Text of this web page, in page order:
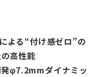
よる“付け感ゼロ”の
高性能
φ7.2mmダイナミッ